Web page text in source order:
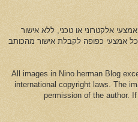
אלקטרוני או טכני, ללא אישור
אמצעי כפופה לקבלת אישור מהכותב
All images in Nino herman Blog
international copyright laws. The
permission of the author.